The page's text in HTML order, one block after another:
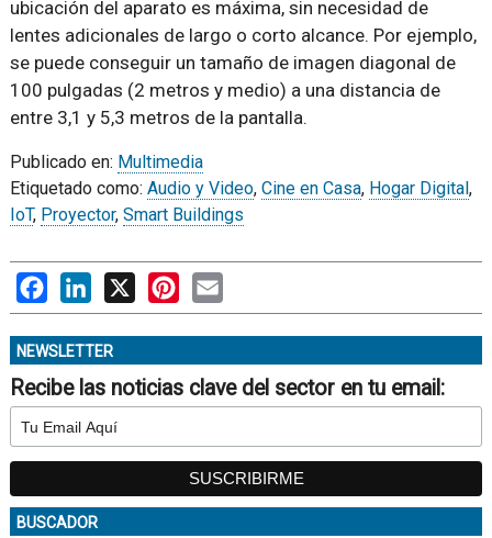
ubicación del aparato es máxima, sin necesidad de
lentes adicionales de largo o corto alcance. Por ejemplo,
se puede conseguir un tamaño de imagen diagonal de
100 pulgadas (2 metros y medio) a una distancia de
entre 3,1 y 5,3 metros de la pantalla.
Publicado en: Multimedia
Etiquetado como: Audio y Video, Cine en Casa, Hogar Digital,
IoT, Proyector, Smart Buildings
FacebookLinkedIn
X PinterestEmail
NEWSLETTER
Recibe las noticias clave del sector en tu email:
BUSCADOR